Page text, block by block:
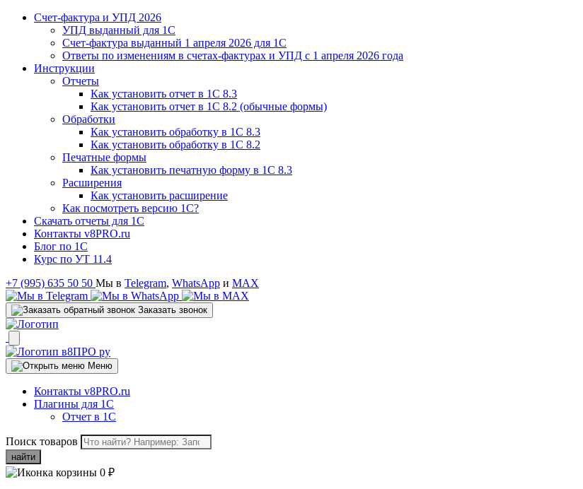
Счет-фактура и УПД 2026
УПД выданный для 1C
Счет-фактура выданный 1 апреля 2026 для 1C
Ответы по изменениям в счетах-фактурах и УПД с 1 апреля 2026 года
Инструкции
Отчеты
Как установить отчет в 1С 8.3
Как установить отчет в 1С 8.2 (обычные формы)
Обработки
Как установить обработку в 1С 8.3
Как установить обработку в 1С 8.2
Печатные формы
Как установить печатную форму в 1С 8.3
Расширения
Как установить расширение
Как посмотреть версию 1С?
Скачать отчеты для 1С
Контакты v8PRO.ru
Блог по 1С
Курс по УТ 11.4
+7 (995) 635 50 50 Мы в Telegram, WhatsApp и MAX
Заказать звонок
Меню
Контакты v8PRO.ru
Плагины для 1С
Отчет в 1С
Поиск товаров
найти
0 ₽